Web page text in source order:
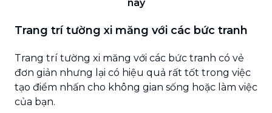
nay
Trang trí tường xi măng với các bức tranh
Trang trí tường xi măng với các bức tranh có vẻ
đơn giản nhưng lại có hiệu quả rất tốt trong việc
tạo điểm nhấn cho không gian sống hoặc làm việc
của bạn.